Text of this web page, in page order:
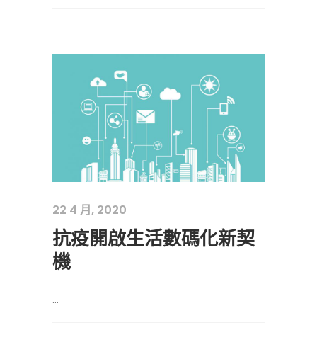
22 4 月, 2020
抗疫開啟生活數碼化新契
機
...